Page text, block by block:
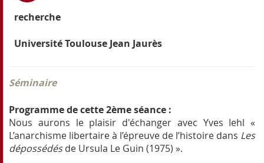
recherche
Université Toulouse Jean Jaurès
Séminaire
Programme de cette 2ème séance :
Nous aurons le plaisir d'échanger avec Yves Iehl «
L’anarchisme libertaire à l’épreuve de l’histoire dans Les
dépossédésde Ursula Le Guin (1975) ».